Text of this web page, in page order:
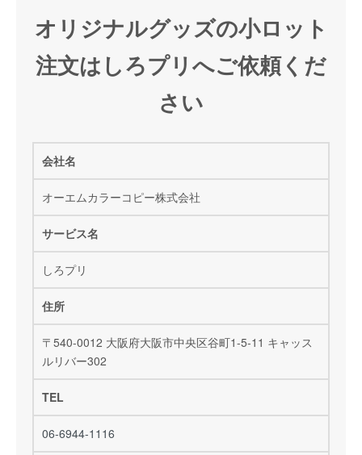
オリジナルグッズの小ロット
注文はしろプリへご依頼くだ
さい
会社名
オーエムカラーコピー株式会社
サービス名
しろプリ
住所
〒540-0012 大阪府大阪市中央区谷町1-5-11 キャッス
ルリバー302
TEL
06-6944-1116